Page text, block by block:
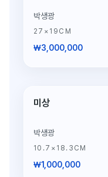
박생광
27×19CM
₩3,000,000
미상
박생광
10.7×18.3CM
₩1,000,000